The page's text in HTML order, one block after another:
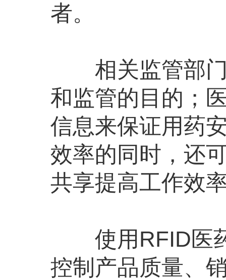
者。
相关监管部门
和监管的目的；
信息来保证用药
效率的同时，还
共享提高工作效
使用RFID医药
控制产品质量、